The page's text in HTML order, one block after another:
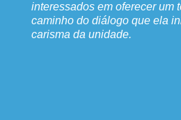
interessados em oferecer um
caminho do diálogo que ela
carisma da unidade.